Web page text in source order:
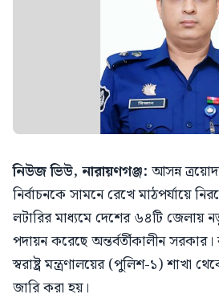
নিউজ ভিউ, নারায়ণগঞ্জ: আসন্ন
নির্বাচনকে সামনে রেখে মাঠপর্যায়ে
লটারির মাধ্যমে দেশের ৬৪টি
পদায়ন করেছে অন্তর্বর্তীকালীন
স্বরাষ্ট্র মন্ত্রণালয়ের (পুলিশ-১) শাখা
জারি করা হয়।